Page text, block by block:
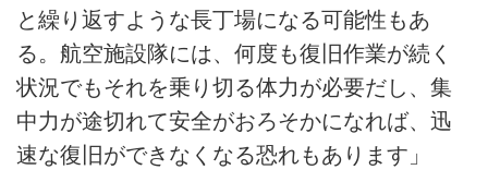
と繰り返すような長丁場になる可能性もあ
る。航空施設隊には、何度も復旧作業が続く
状況でもそれを乗り切る体力が必要だし、集
中力が途切れて安全がおろそかになれば、迅
速な復旧ができなくなる恐れもあります」